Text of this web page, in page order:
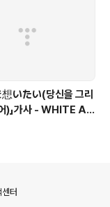
想いたい(당신을 그리
)」가사 - WHITE AL
터